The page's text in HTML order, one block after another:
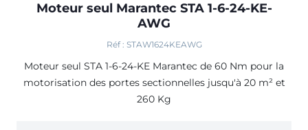
Moteur seul Marantec STA 1-6-24-KE-
AWG
Réf : STAW1624KEAWG
Moteur seul STA 1-6-24-KE Marantec de 60 Nm pour la
motorisation des portes sectionnelles jusqu'à 20 m² et
260 Kg